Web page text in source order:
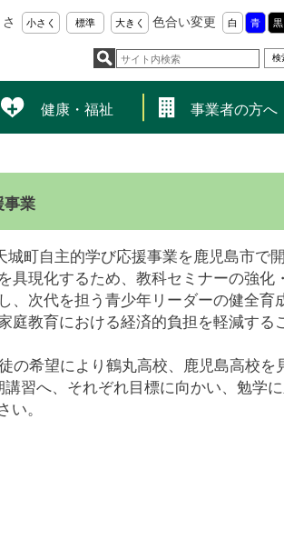
小さく 標準 大きく 色合い変更 白 青 黒
健康・福祉 事業者の方へ
業
町自主的学び応援事業を鹿児島市で開
現化するため、教科セミナーの強化
、次代を担う青少年リーダーの健全育
庭教育における経済的負担を軽減する
の希望により鶴丸高校、鹿児島高校を
習へ、それぞれ目標に向かい、勉学に
い。